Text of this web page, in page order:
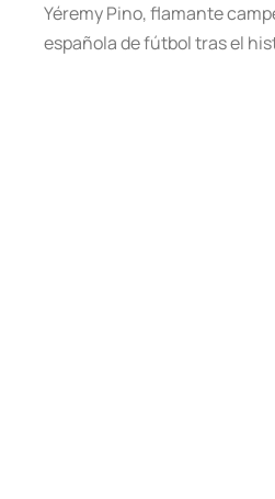
Yéremy Pino, flamante
española de fútbol tras el